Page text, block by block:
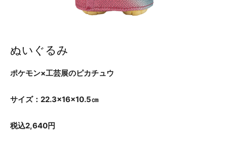
ぬいぐるみ
ポケモン×工芸展のピカチュウ
サイズ：22.3×16×10.5㎝
税込2,640円